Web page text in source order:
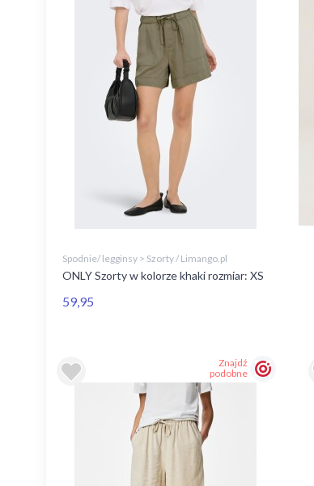
Spodnie/ legginsy > Szorty / Limango.pl
ONLY Szorty w kolorze khaki rozmiar: XS
59,95
Znajdź
podobne